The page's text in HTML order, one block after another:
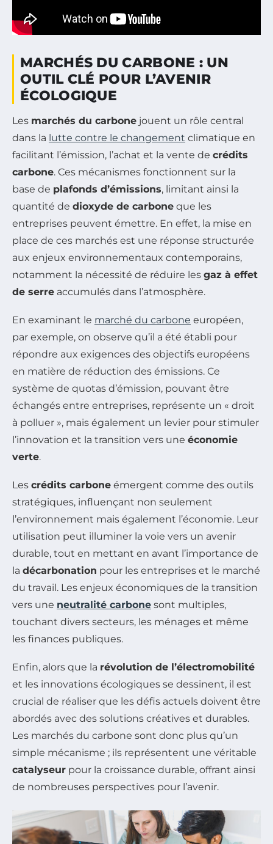
MARCHÉS DU CARBONE : UN
OUTIL CLÉ POUR L’AVENIR
ÉCOLOGIQUE
Les marchés du carbone jouent un rôle central
dans la lutte contre le changement climatique en
facilitant l’émission, l’achat et la vente de crédits
carbone. Ces mécanismes fonctionnent sur la
base de plafonds d’émissions, limitant ainsi la
quantité de dioxyde de carbone que les
entreprises peuvent émettre. En effet, la mise en
place de ces marchés est une réponse structurée
aux enjeux environnementaux contemporains,
notamment la nécessité de réduire les gaz à effet
de serre accumulés dans l’atmosphère.
En examinant le marché du carbone européen,
par exemple, on observe qu’il a été établi pour
répondre aux exigences des objectifs européens
en matière de réduction des émissions. Ce
système de quotas d’émission, pouvant être
échangés entre entreprises, représente un « droit
à polluer », mais également un levier pour stimuler
l’innovation et la transition vers une économie
verte.
Les crédits carbone émergent comme des outils
stratégiques, influençant non seulement
l’environnement mais également l’économie. Leur
utilisation peut illuminer la voie vers un avenir
durable, tout en mettant en avant l’importance de
la décarbonation pour les entreprises et le marché
du travail. Les enjeux économiques de la transition
vers une neutralité carbone sont multiples,
touchant divers secteurs, les ménages et même
les finances publiques.
Enfin, alors que la révolution de l’électromobilité
et les innovations écologiques se dessinent, il est
crucial de réaliser que les défis actuels doivent être
abordés avec des solutions créatives et durables.
Les marchés du carbone sont donc plus qu’un
simple mécanisme ; ils représentent une véritable
catalyseur pour la croissance durable, offrant ainsi
de nombreuses perspectives pour l’avenir.